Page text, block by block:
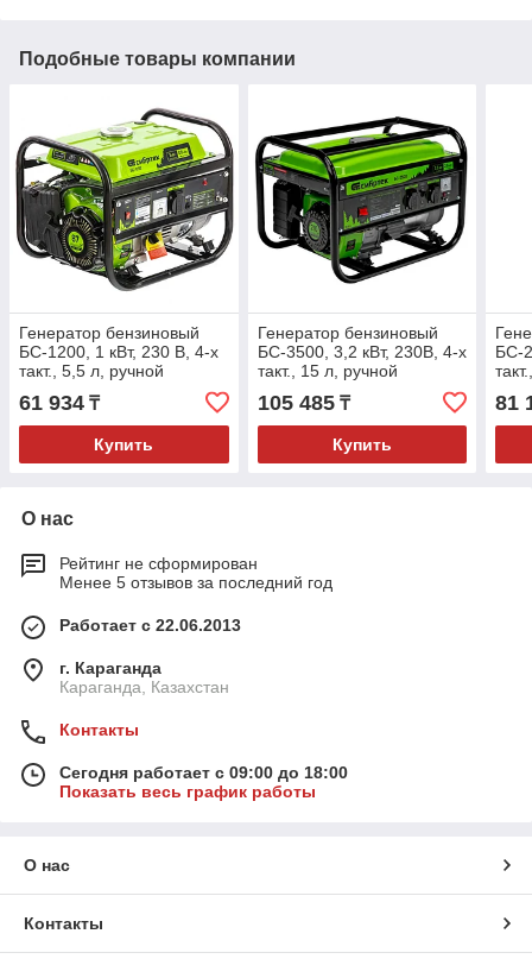
Подобные товары компании
Генератор бензиновый
БС-1200, 1 кВт, 230 В, 4-х
такт., 5,5 л, ручной
стартер// Сибртех
61 934 ₸
Купить
Генератор бензиновый
БС-3500, 3,2 кВт, 230В, 4-х
такт., 15 л, ручной
стартер// Сибртех
105 485₸
Купить
БС-
81
О нас
Рейтинг не сформирован
Менее 5 отзывов за последний год
Работает с 22.06.2013
г. Караганда
Караганда, Казахстан
Контакты
Сегодня работает с 09:00 до 18:00
Показать весь график работы
О нас
Контакты